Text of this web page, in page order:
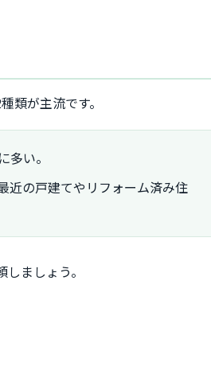
類が主流です。
い。
近の戸建てやリフォーム済み住
ましょう。